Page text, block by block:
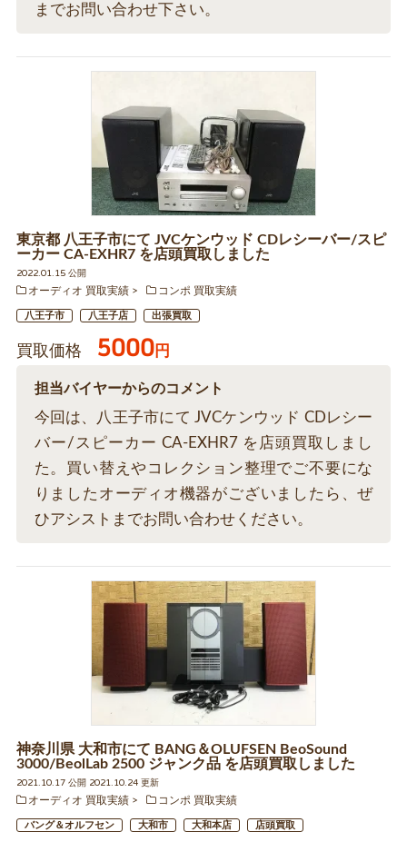
までお問い合わせ下さい。
東京都 八王子市にて JVCケンウッド CDレシーバー/スピ
ーカー CA-EXHR7 を店頭買取しました
2022.01.15 公開
オーディオ 買取実績
コンポ 買取実績
八王子市 八王子店 出張買取
買取価格 5000円
担当バイヤーからのコメント
今回は、八王子市にて JVCケンウッド CDレシー
バー/スピーカー CA-EXHR7 を店頭買取しまし
た。買い替えやコレクション整理でご不要にな
りましたオーディオ機器がございましたら、ぜ
ひアシストまでお問い合わせください。
神奈川県 大和市にて BANG＆OLUFSEN BeoSound
3000/BeolLab 2500 ジャンク品 を店頭買取しました
2021.10.17 公開 2021.10.24 更新
オーディオ 買取実績
コンポ 買取実績
バング＆オルフセン 大和市 大和本店 店頭買取